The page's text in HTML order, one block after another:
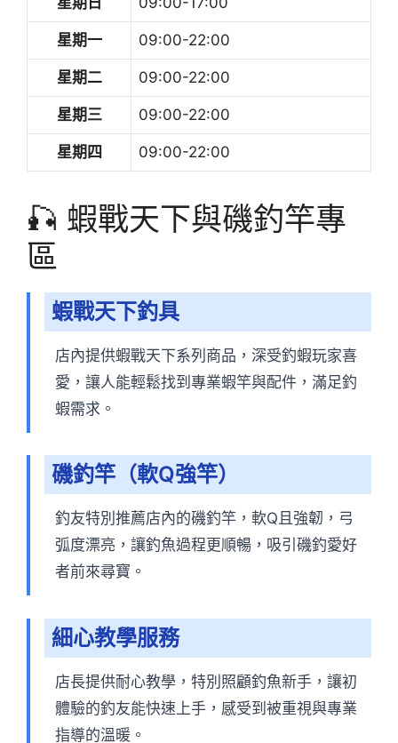
星期一 09:00-22:00
星期二 09:00-22:00
星期三 09:00-22:00
星期四 09:00-22:00
🎣 蝦戰天下與磯釣竿專
區
蝦戰天下釣具
店內提供蝦戰天下系列商品，深受釣蝦玩家喜
愛，讓人能輕鬆找到專業蝦竿與配件，滿足釣
蝦需求。
磯釣竿（軟Q強竿）
釣友特別推薦店內的磯釣竿，軟Q且強韌，弓
弧度漂亮，讓釣魚過程更順暢，吸引磯釣愛好
者前來尋寶。
細心教學服務
店長提供耐心教學，特別照顧釣魚新手，讓初
體驗的釣友能快速上手，感受到被重視與專業
指導的溫暖。